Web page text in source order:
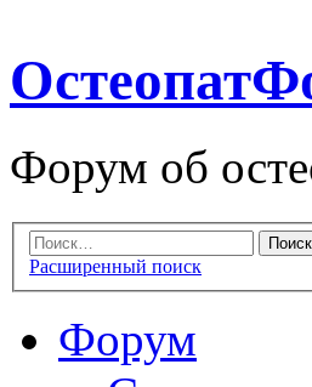
Форум об
Расширенный поиск
Форум